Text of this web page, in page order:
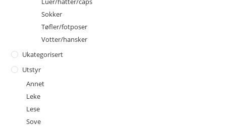
Sokker
Tøfler/fotposer
Votter/hansker
Ukategorisert
Utstyr
Annet
Leke
Lese
Sove